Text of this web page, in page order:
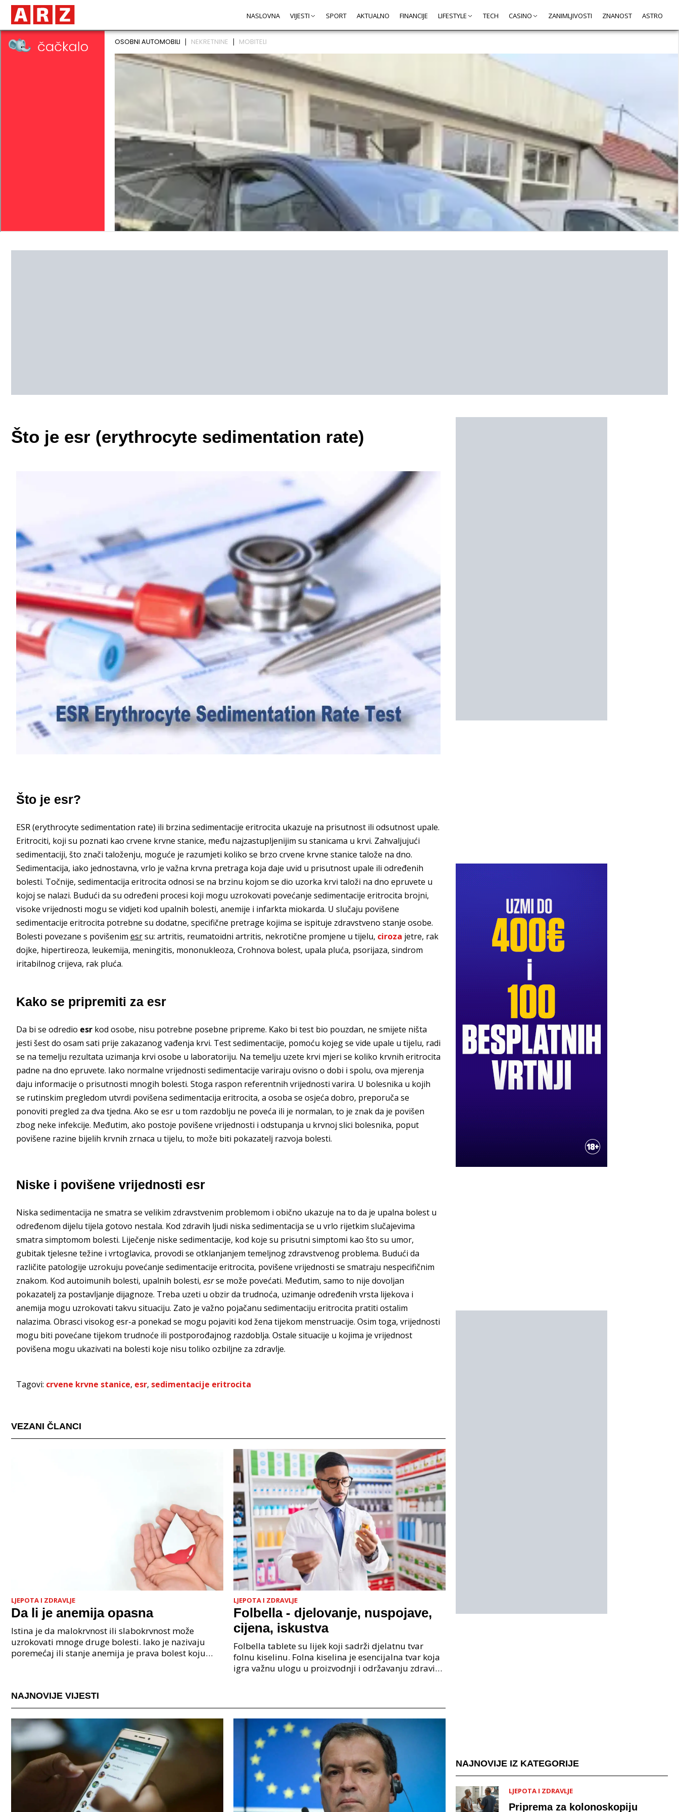
NASLOVNA VIJESTI SPORT AKTUALNO FINANCIJE LIFESTYLE TECH CASINO ZANIMLJIVOSTI ZNANOST ASTRO
Što je esr (erythrocyte sedimentation rate)
Što je esr?
ESR (erythrocyte sedimentation rate) ili brzina sedimentacije eritrocita ukazuje na prisutnost ili odsutnost upale.
Eritrociti, koji su poznati kao crvene krvne stanice, među najzastupljenijim su stanicama u krvi. Zahvaljujući
sedimentaciji, što znači taloženju, moguće je razumjeti koliko se brzo crvene krvne stanice talože na dno.
Sedimentacija, iako jednostavna, vrlo je važna krvna pretraga koja daje uvid u prisutnost upale ili određenih
bolesti. Točnije, sedimentacija eritrocita odnosi se na brzinu kojom se dio uzorka krvi taloži na dno epruvete u
kojoj se nalazi. Budući da su određeni procesi koji mogu uzrokovati povećanje sedimentacije eritrocita brojni,
visoke vrijednosti mogu se vidjeti kod upalnih bolesti, anemije i infarkta miokarda. U slučaju povišene
sedimentacije eritrocita potrebne su dodatne, specifične pretrage kojima se ispituje zdravstveno stanje osobe.
Bolesti povezane s povišenim esrsu: artritis, reumatoidni artritis, nekrotične promjene u tijelu, ciroza jetre, rak
dojke, hipertireoza, leukemija, meningitis, mononukleoza, Crohnova bolest, upala pluća, psorijaza, sindrom
iritabilnog crijeva, rak pluća.
Kako se pripremiti za esr
Da bi se odredio esr kod osobe, nisu potrebne posebne pripreme. Kako bi test bio pouzdan, ne smijete ništa
jesti šest do osam sati prije zakazanog vađenja krvi. Test sedimentacije, pomoću kojeg se vide upale u tijelu, radi
se na temelju rezultata uzimanja krvi osobe u laboratoriju. Na temelju uzete krvi mjeri se koliko krvnih eritrocita
padne na dno epruvete. Iako normalne vrijednosti sedimentacije variraju ovisno o dobi i spolu, ova mjerenja
daju informacije o prisutnosti mnogih bolesti. Stoga raspon referentnih vrijednosti varira. U bolesnika u kojih
se rutinskim pregledom utvrdi povišena sedimentacija eritrocita, a osoba se osjeća dobro, preporuča se
ponoviti pregled za dva tjedna. Ako se esr u tom razdoblju ne poveća ili je normalan, to je znak da je povišen
zbog neke infekcije. Međutim, ako postoje povišene vrijednosti i odstupanja u krvnoj slici bolesnika, poput
povišene razine bijelih krvnih zrnaca u tijelu, to može biti pokazatelj razvoja bolesti.
Niske i povišene vrijednosti esr
Niska sedimentacija ne smatra se velikim zdravstvenim problemom i obično ukazuje na to da je upalna bolest u
određenom dijelu tijela gotovo nestala. Kod zdravih ljudi niska sedimentacija se u vrlo rijetkim slučajevima
smatra simptomom bolesti. Liječenje niske sedimentacije, kod koje su prisutni simptomi kao što su umor,
gubitak tjelesne težine i vrtoglavica, provodi se otklanjanjem temeljnog zdravstvenog problema. Budući da
različite patologije uzrokuju povećanje sedimentacije eritrocita, povišene vrijednosti se smatraju nespecifičnim
znakom. Kod autoimunih bolesti, upalnih bolesti, esrse može povećati. Međutim, samo to nije dovoljan
pokazatelj za postavljanje dijagnoze. Treba uzeti u obzir da trudnoća, uzimanje određenih vrsta lijekova i
anemija mogu uzrokovati takvu situaciju. Zato je važno pojačanu sedimentaciju eritrocita pratiti ostalim
nalazima. Obrasci visokog esr-a ponekad se mogu pojaviti kod žena tijekom menstruacije. Osim toga, vrijednosti
mogu biti povećane tijekom trudnoće ili postporođajnog razdoblja. Ostale situacije u kojima je vrijednost
povišena mogu ukazivati na bolesti koje nisu toliko ozbiljne za zdravlje.
Tagovi: crvene krvne stanice, esr, sedimentacije eritrocita
VEZANI ČLANCI
LJEPOTA I ZDRAVLJE
Da li je anemija opasna
Istina je da malokrvnost ili slabokrvnost može
uzrokovati mnoge druge bolesti. Iako je nazivaju
poremećaj ili stanje anemija je prava bolest koju
LJEPOTA I ZDRAVLJE
Folbella - djelovanje, nuspojave,
cijena, iskustva
Folbella tablete su lijek koji sadrži djelatnu tvar
folnu kiselinu. Folna kiselina je esencijalna tvar koja
igra važnu ulogu u proizvodnji i održavanju zdravih
NAJNOVIJE VIJESTI
NAJNOVIJE IZ KATEGORIJE
LJEPOTA I ZDRAVLJE
Priprema za kolonoskopiju